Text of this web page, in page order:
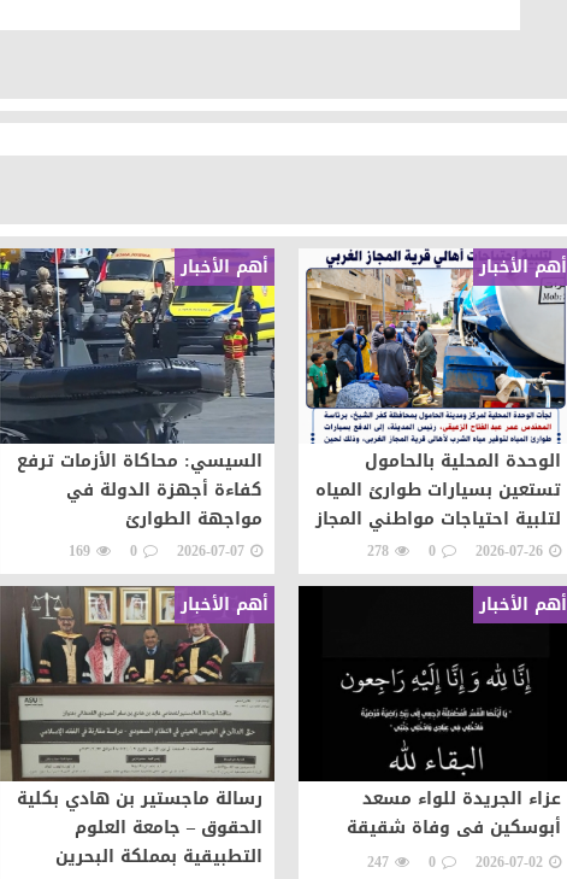
أهم الأخبار
الوحدة المحلية بالحامول
تستعين بسيارات طوارئ المياه
لتلبية احتياجات مواطني المجاز
2026-07-26
0
278
أهم الأخبار
السيسي: محاكاة الأزمات ترفع
كفاءة أجهزة الدولة في
مواجهة الطوارئ
2026-07-07
0
169
أهم الأخبار
عزاء الجريدة للواء مسعد
أبوسكين فى وفاة شقيقة
2026-07-02
0
247
أهم الأخبار
رسالة ماجستير بن هادي بكلية
الحقوق – جامعة العلوم
التطبيقية بمملكة البحرين